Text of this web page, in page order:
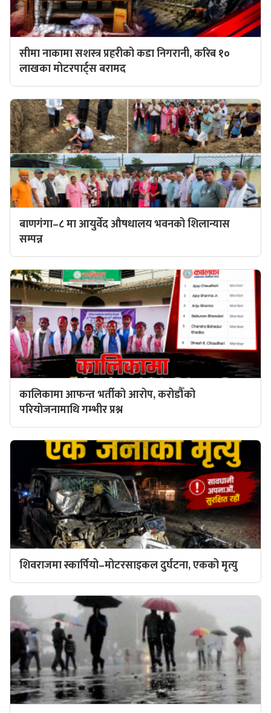
सीमा नाकामा सशस्त्र प्रहरीको कडा निगरानी, करिब १०
लाखका मोटरपार्ट्स बरामद
बाणगंगा–८ मा आयुर्वेद औषधालय भवनको शिलान्यास
सम्पन्न
कालिकामा आफन्त भर्तीको आरोप, करोडौँको
परियोजनामाथि गम्भीर प्रश्न
शिवराजमा स्कार्पियो–मोटरसाइकल दुर्घटना, एकको मृत्यु